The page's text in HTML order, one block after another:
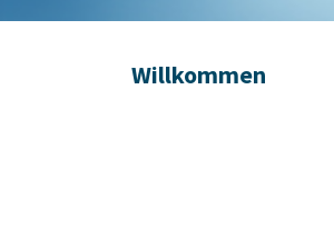
Willkommen